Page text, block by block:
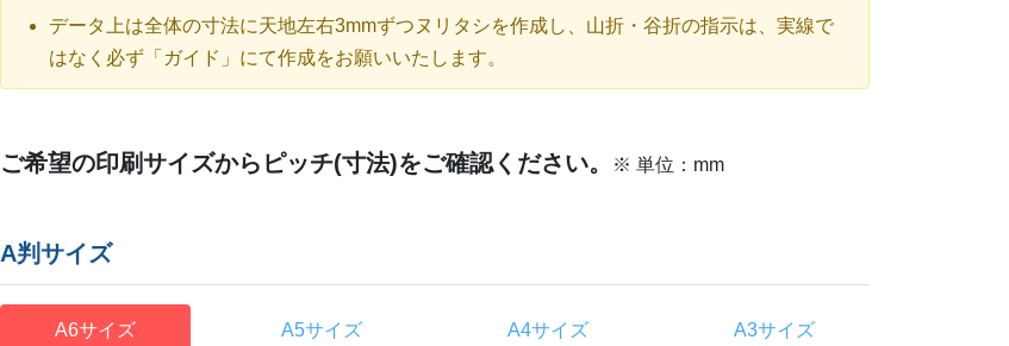
データ上は全体の寸法に天地左右3mmずつヌリタシを作成し、山折・谷折の指示は、実線で
はなく必ず「ガイド」にて作成をお願いいたします。
ご希望の印刷サイズからピッチ(寸法)をご確認ください。 ※ 単位：mm
A判サイズ
A6サイズ A5サイズ A4サイズ A3サイズ